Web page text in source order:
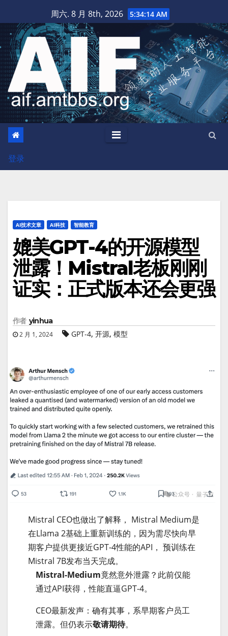
至
内
容
周六. 8 月 8th, 2026 5:34:15 AM
登录
AI技术文章 AI科技 智能教育
媲美GPT-4的开源模型
泄露！Mistral老板刚刚
证实：正式版本还会更强
作者 yinhua
2 月 1, 2024 GPT-4, 开源, 模型
Mistral CEO也做出了解释， Mistral Medium是
在Llama 2基础上重新训练的，因为需尽快向早
期客户提供更接近GPT-4性能的API， 预训练在
Mistral 7B发布当天完成。
Mistral-Medium竟然意外泄露？此前仅能
通过API获得，性能直逼GPT-4。
CEO最新发声：确有其事，系早期客户员工
泄露。但仍表示敬请期待。